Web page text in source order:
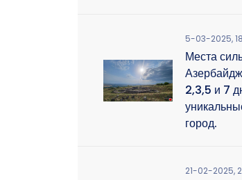
5-03-2025,
Места
2,3,5 и 7
город.
21-02-2025,